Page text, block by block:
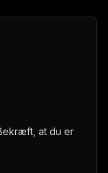
at du er